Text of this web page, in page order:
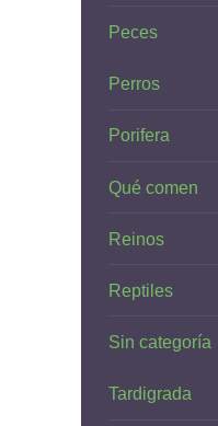
Peces
Perros
Porifera
Qué comen
Reinos
Reptiles
Sin categoría
Tardigrada